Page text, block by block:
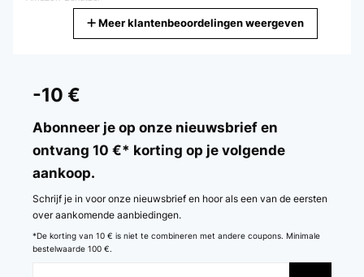
Amazon-Benutzer
Vertaal
Meer klantenbeoordelingen weergeven
-10 €
Abonneer je op onze nieuwsbrief en
ontvang 10 €* korting op je volgende
aankoop.
Schrijf je in voor onze nieuwsbrief en hoor als een van de eersten
over aankomende aanbiedingen.
*De korting van 10 € is niet te combineren met andere coupons. Minimale
bestelwaarde 100 €.